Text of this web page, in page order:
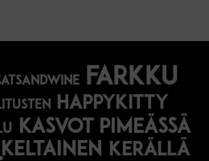
farkku
happykitty
Kasvot pimeässä
keltainen kerällä